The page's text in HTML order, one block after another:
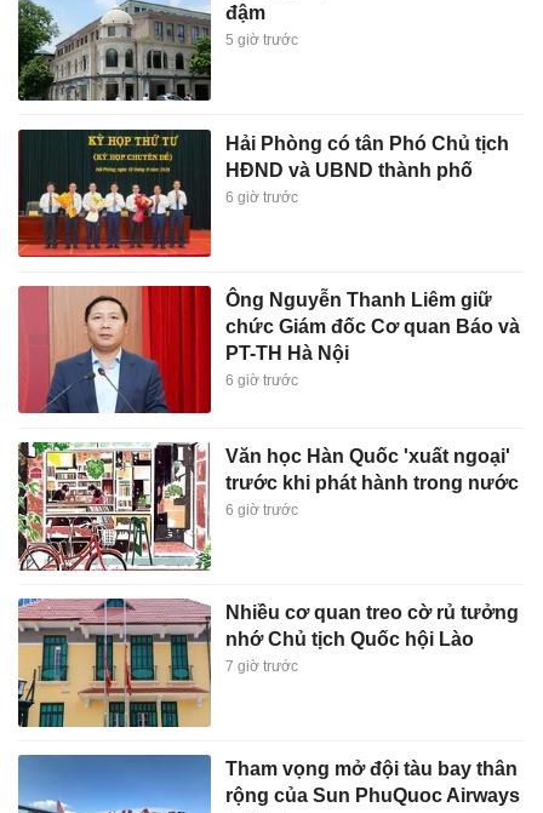
đậm
5 giờ trước
Hải Phòng có tân Phó Chủ tịch
HĐND và UBND thành phố
6 giờ trước
Ông Nguyễn Thanh Liêm giữ
chức Giám đốc Cơ quan Báo và
PT-TH Hà Nội
6 giờ trước
Văn học Hàn Quốc 'xuất ngoại'
trước khi phát hành trong nước
6 giờ trước
Nhiều cơ quan treo cờ rủ tưởng
nhớ Chủ tịch Quốc hội Lào
7 giờ trước
Tham vọng mở đội tàu bay thân
rộng của Sun PhuQuoc Airways